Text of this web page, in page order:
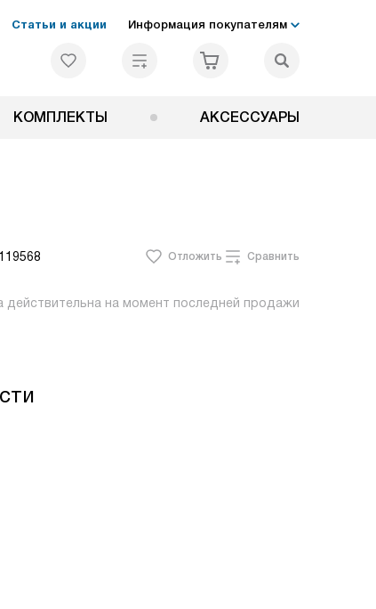
Статьи и акции Информация покупателям
КОМПЛЕКТЫ АКСЕССУАРЫ
Отложить Сравнить
действительна на момент последней продажи